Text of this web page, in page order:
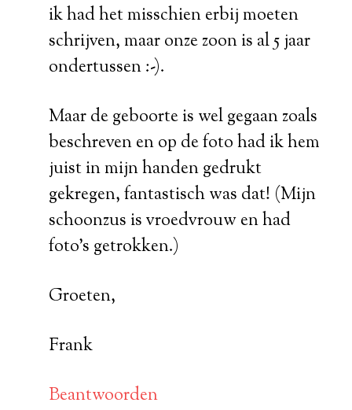
ik had het misschien erbij moeten
schrijven, maar onze zoon is al 5 jaar
ondertussen :-).
Maar de geboorte is wel gegaan zoals
beschreven en op de foto had ik hem
juist in mijn handen gedrukt
gekregen, fantastisch was dat! (Mijn
schoonzus is vroedvrouw en had
foto’s getrokken.)
Groeten,
Frank
Beantwoorden